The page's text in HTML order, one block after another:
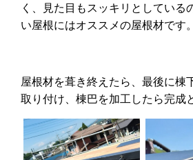
く、見た目もスッキリとしている
い屋根にはオススメの屋根材です。
屋根材を葺き終えたら、最後に棟
取り付け、棟巴を加工したら完成